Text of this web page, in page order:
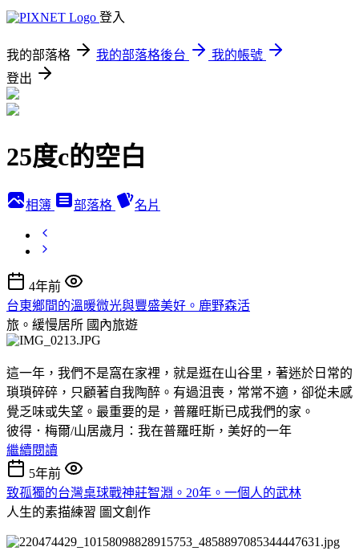
登入
我的部落格 我的部落格後台
我的帳號
登出
25度c的空白
相簿 部落格 名片
4年前
台東鄉間的溫暖微光與豐盛美好。鹿野森活
旅。緩慢居所 國內旅遊
這一年，我們不是窩在家裡，就是逛在山谷里，著迷於日常的
瑣瑣碎碎，只顧著自我陶醉。有過沮喪，常常不適，卻從未感
覺乏味或失望。最重要的是，普羅旺斯已成我們的家。
彼得．梅爾/山居歲月：我在普羅旺斯，美好的一年
繼續閱讀
5年前
致孤獨的台灣桌球戰神莊智淵。20年。一個人的武林
人生的素描練習 圖文創作